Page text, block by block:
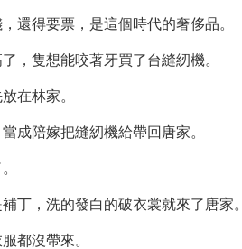
還得要票，是這個時代的奢侈品。
，隻想能咬著牙買了台縫紉機。
在林家。
成陪嫁把縫紉機給帶回唐家。
丁，洗的發白的破衣裳就來了唐家。
都沒帶來。